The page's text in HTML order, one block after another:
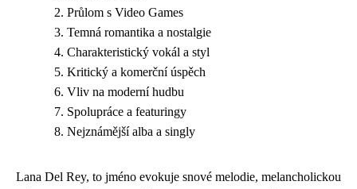
Průlom s Video Games
Temná romantika a nostalgie
Charakteristický vokál a styl
Kritický a komerční úspěch
Vliv na moderní hudbu
Spolupráce a featuringy
Nejznámější alba a singly
Lana Del Rey, to jméno evokuje snové melodie, melancholickou